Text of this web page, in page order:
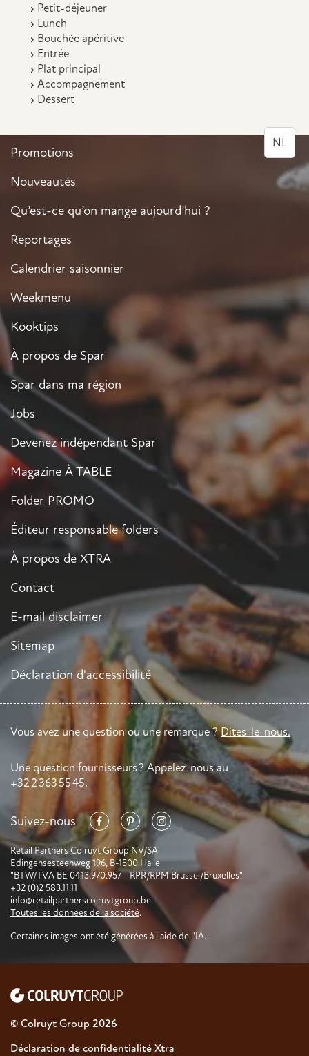
Petit-déjeuner
Lunch
Bouchée apéritive
Entrée
Plat principal
Accompagnement
Dessert
NL
Promotions
Nouveautés
Qu’est-ce qu’on mange aujourd’hui ?
Reportages
Calendrier saisonnier
Weekmenu
Kooktips
À propos de Spar
Spar dans ma région
Jobs
Devenez indépendant Spar
Magazine À TABLE
Folder PROMO
Éditeur responsable folders
À propos de XTRA
Contact
E-mail disclaimer
Sitemap
Déclaration d'accessibilité
Vous avez une question ou une remarque ?Dites-le-nous.
Une question fournisseurs ? Appelez-nous au
+32 2 363 55 45.
Suivez-nous
Retail Partners Colruyt Group NV/SA
Edingensesteenweg 196, B-1500 Halle
"BTW/TVA BE 0413.970.957 - RPR/RPM Brussel/Bruxelles"
+32 (0)2 583.11.11
info@retailpartnerscolruytgroup.be
Toutes les données de la société.
Certaines images ont été générées à l'aide de l'IA.
© Colruyt Group 2026
Déclaration de confidentialité Xtra